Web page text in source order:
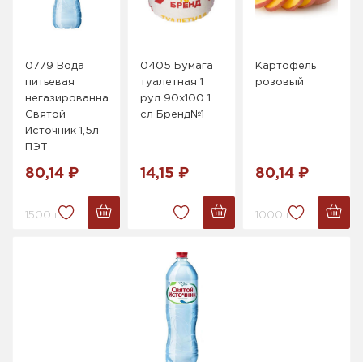
0779 Вода
питьевая
негазированная
Святой
Источник 1,5л
ПЭТ
80,14 ₽
1500 г.
0405 Бумага
туалетная 1
рул 90х100 1
сл Бренд№1
14,15 ₽
Картофель
розовый
80,14 ₽
1000 г.